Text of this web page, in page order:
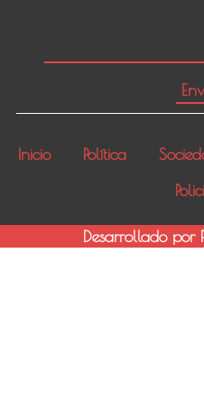
Inicio Política
Desarrollado por